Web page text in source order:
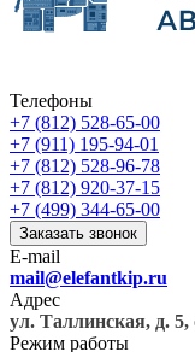
Телефоны
+7 (812) 528-65-00
+7 (911) 195-94-01
+7 (812) 528-96-78
+7 (812) 920-37-15
+7 (499) 344-65-00
Заказать звонок
E-mail
mail@elefantkip.ru
Адрес
ул. Таллинская, д.
Режим работы